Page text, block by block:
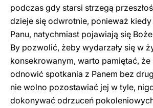
podczas gdy starsi strzegą
dzieje się odwrotnie, ponieważ
Panu, natychmiast pojawiają się
By pozwolić, żeby wydarzały się w
konsekrowanym, warto pamiętać, że
odnowić spotkania z Panem bez
nie wolno pozostawiać jej w tyle,
dokonywać odrzuceń